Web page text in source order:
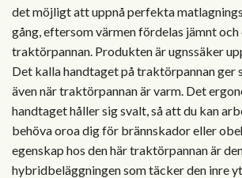
det möjligt att uppnå perfekta
gång, eftersom värmen fördelas jämnt
traktörpannan. Produkten är ugnssäker
Det kalla handtaget på traktörpannan ger
även när traktörpannan är varm. Det
handtaget håller sig svalt, så att du kan
behöva oroa dig för brännskador eller
egenskap hos den här traktörpannan är
hybridbeläggningen som täcker den inre